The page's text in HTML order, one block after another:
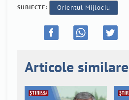
SUBIECTE: Orientul Mijlociu
Articole similare